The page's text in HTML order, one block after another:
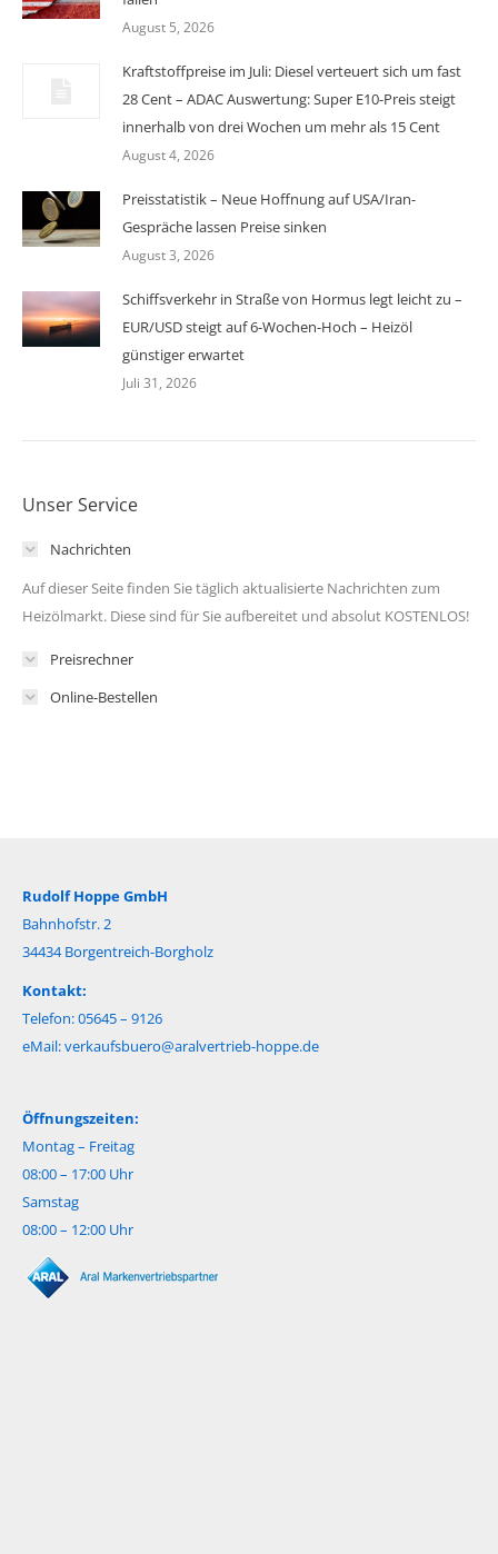
August 5, 2026
Kraftstoffpreise im Juli: Diesel verteuert sich um fast
28 Cent – ADAC Auswertung: Super E10-Preis steigt
innerhalb von drei Wochen um mehr als 15 Cent
August 4, 2026
Preisstatistik – Neue Hoffnung auf USA/Iran-
Gespräche lassen Preise sinken
August 3, 2026
Schiffsverkehr in Straße von Hormus legt leicht zu –
EUR/USD steigt auf 6-Wochen-Hoch – Heizöl
günstiger erwartet
Juli 31, 2026
Unser Service
Nachrichten
Auf dieser Seite finden Sie täglich aktualisierte Nachrichten zum
Heizölmarkt. Diese sind für Sie aufbereitet und absolut KOSTENLOS!
Preisrechner
Online-Bestellen
Rudolf Hoppe GmbH
Bahnhofstr. 2
34434 Borgentreich-Borgholz
Kontakt:
Telefon: 05645 – 9126
eMail:verkaufsbuero@aralvertrieb-hoppe.de
Öffnungszeiten:
Montag – Freitag
08:00 – 17:00 Uhr
Samstag
08:00 – 12:00 Uhr